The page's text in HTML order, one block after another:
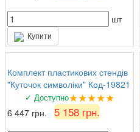
шт
Купити
Комплект пластикових стендів
"Куточок символіки" Код-19821
✓ Доступно★★★★★
6 447 грн. 5 158 грн.